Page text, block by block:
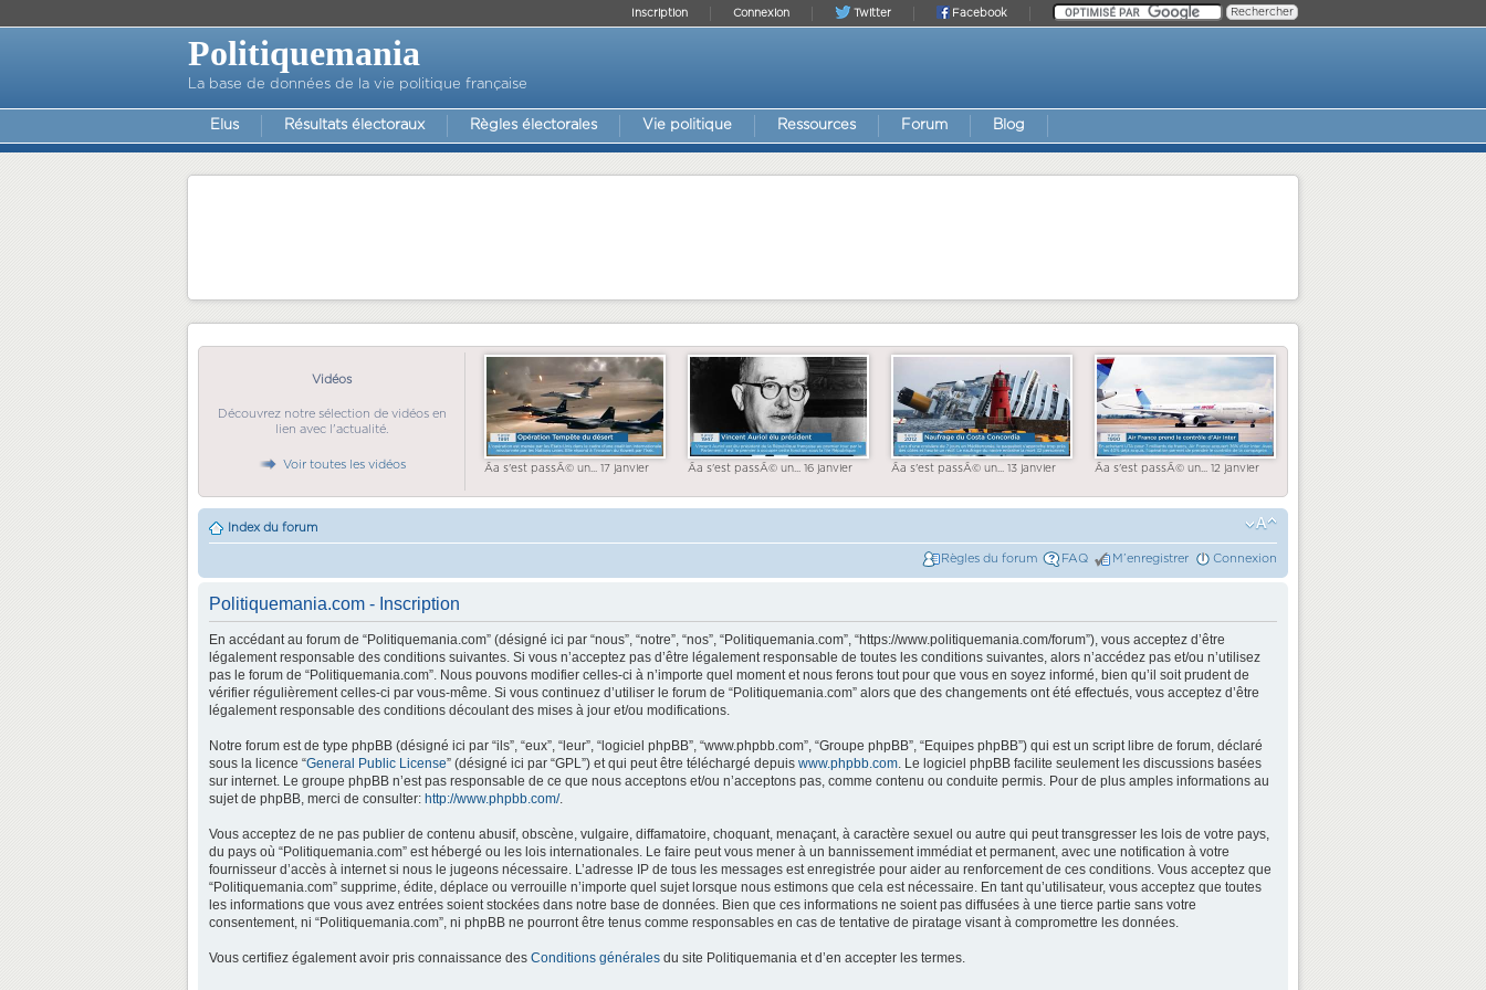
Facebook
Twitter
Connexion
Inscription
Politiquemania
La base de données de la vie politique française
Elus Résultats électoraux Règles électorales Vie politique Ressources Forum Blog
Vidéos
Découvrez notre sélection de vidéos en
lien avec l'actualité.
Voir toutes les vidéos Ãa s'est passÃ© un... 17 janvier Ãa s'est passÃ© un... 16 janvier Ãa s'est passÃ© un... 13 janvier Ãa s'est passÃ© un... 12 janvier
Index du forum
Règles du forum FAQ M’enregistrer Connexion
Politiquemania.com - Inscription
En accédant au forum de “Politiquemania.com” (désigné ici par “nous”, “notre”, “nos”, “Politiquemania.com”, “https://www.politiquemania.com/forum”), vous acceptez d’être
légalement responsable des conditions suivantes. Si vous n’acceptez pas d’être légalement responsable de toutes les conditions suivantes, alors n’accédez pas et/ou n’utilisez
pas le forum de “Politiquemania.com”. Nous pouvons modifier celles-ci à n’importe quel moment et nous ferons tout pour que vous en soyez informé, bien qu’il soit prudent de
vérifier régulièrement celles-ci par vous-même. Si vous continuez d’utiliser le forum de “Politiquemania.com” alors que des changements ont été effectués, vous acceptez d’être
légalement responsable des conditions découlant des mises à jour et/ou modifications.
Notre forum est de type phpBB (désigné ici par “ils”, “eux”, “leur”, “logiciel phpBB”, “www.phpbb.com”, “Groupe phpBB”, “Equipes phpBB”) qui est un script libre de forum, déclaré
sous la licence “General Public License” (désigné ici par “GPL”) et qui peut être téléchargé depuis www.phpbb.com. Le logiciel phpBB facilite seulement les discussions basées
sur internet. Le groupe phpBB n’est pas responsable de ce que nous acceptons et/ou n’acceptons pas, comme contenu ou conduite permis. Pour de plus amples informations au
sujet de phpBB, merci de consulter: http://www.phpbb.com/.
Vous acceptez de ne pas publier de contenu abusif, obscène, vulgaire, diffamatoire, choquant, menaçant, à caractère sexuel ou autre qui peut transgresser les lois de votre pays,
du pays où “Politiquemania.com” est hébergé ou les lois internationales. Le faire peut vous mener à un bannissement immédiat et permanent, avec une notification à votre
fournisseur d’accès à internet si nous le jugeons nécessaire. L’adresse IP de tous les messages est enregistrée pour aider au renforcement de ces conditions. Vous acceptez que
“Politiquemania.com” supprime, édite, déplace ou verrouille n’importe quel sujet lorsque nous estimons que cela est nécessaire. En tant qu’utilisateur, vous acceptez que toutes
les informations que vous avez entrées soient stockées dans notre base de données. Bien que ces informations ne soient pas diffusées à une tierce partie sans votre
consentement, ni “Politiquemania.com”, ni phpBB ne pourront être tenus comme responsables en cas de tentative de piratage visant à compromettre les données.
Vous certifiez également avoir pris connaissance des Conditions générales du site Politiquemania et d’en accepter les termes.